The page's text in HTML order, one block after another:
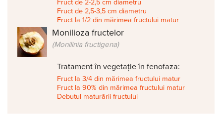
Fruct de 2-2,5 cm diametru
Fruct de 2,5-3,5 cm diametru
Fruct la 1/2 din mărimea fructului matur
Monilioza fructelor
(Monilinia fructigena)
Tratament în vegetație în fenofaza:
Fruct la 3/4 din mărimea fructului matur
Fruct la 90% din mărimea fructului matur
Debutul maturării fructului